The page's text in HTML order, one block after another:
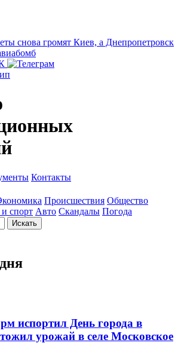
снова громят Киев, а Днепропетровск
Контакты
Происшествия Общество
и спорт Авто Скандалы Погода
испортил День города в
урожай в селе Московское